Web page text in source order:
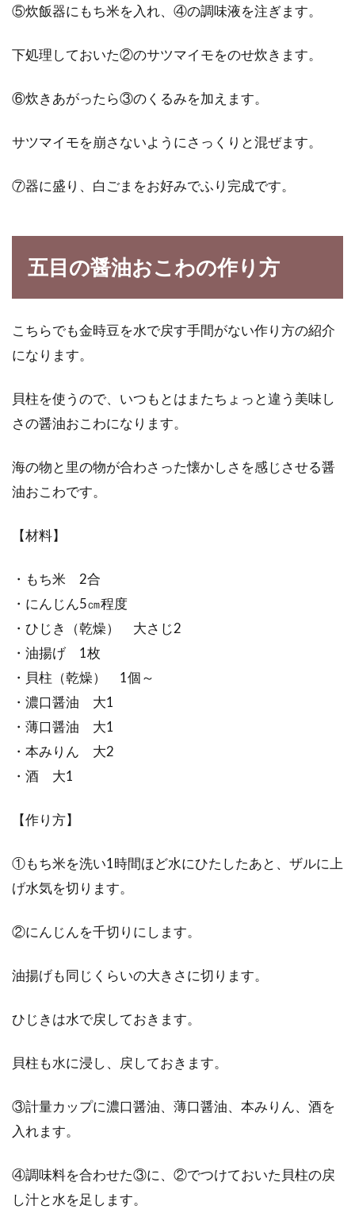
⑤炊飯器にもち米を入れ、④の調味液を注ぎます。
下処理しておいた②のサツマイモをのせ炊きます。
⑥炊きあがったら③のくるみを加えます。
サツマイモを崩さないようにさっくりと混ぜます。
⑦器に盛り、白ごまをお好みでふり完成です。
五目の醤油おこわの作り方
こちらでも金時豆を水で戻す手間がない作り方の紹介
になります。
貝柱を使うので、いつもとはまたちょっと違う美味し
さの醤油おこわになります。
海の物と里の物が合わさった懐かしさを感じさせる醤
油おこわです。
【材料】
・もち米 2合
・にんじん5㎝程度
・ひじき（乾燥） 大さじ2
・油揚げ 1枚
・貝柱（乾燥） 1個～
・濃口醤油 大1
・薄口醤油 大1
・本みりん 大2
・酒 大1
【作り方】
①もち米を洗い1時間ほど水にひたしたあと、ザルに上
げ水気を切ります。
②にんじんを千切りにします。
油揚げも同じくらいの大きさに切ります。
ひじきは水で戻しておきます。
貝柱も水に浸し、戻しておきます。
③計量カップに濃口醤油、薄口醤油、本みりん、酒を
入れます。
④調味料を合わせた③に、②でつけておいた貝柱の戻
し汁と水を足します。